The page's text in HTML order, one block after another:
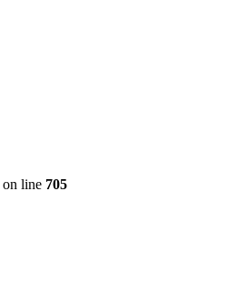
on line 705